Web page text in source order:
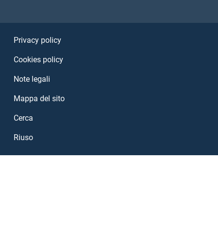
Privacy policy
Cookies policy
Note legali
Mappa del sito
Cerca
Riuso